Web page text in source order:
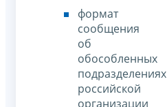
формат
сообщения
об
обособленных
подразделениях
российской
организации